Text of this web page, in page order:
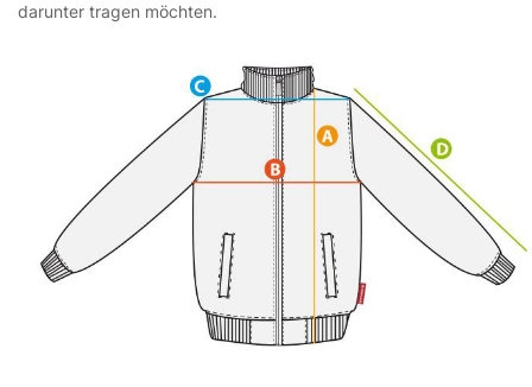
darunter tragen möchten.